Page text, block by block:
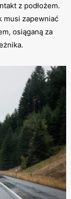
z podłożem.
musi zapewniać
osiąganą za